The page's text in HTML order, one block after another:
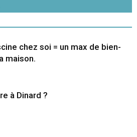
chez soi = un max de bien-
maison.
à Dinard ?